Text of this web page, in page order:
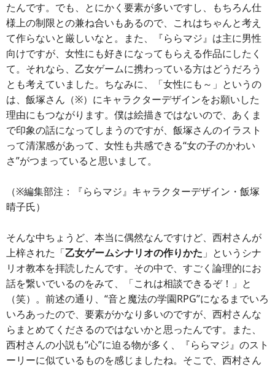
たんです。でも、とにかく要素が多いですし、もちろん仕
様上の制限との兼ね合いもあるので、これはちゃんと考え
て作らないと厳しいなと。また、『ららマジ』は主に男性
向けですが、女性にも好きになってもらえる作品にしたく
て。それなら、乙女ゲームに携わっている方はどうだろう
とも考えていました。ちなみに、「女性にも～」というの
は、飯塚さん（※）にキャラクターデザインをお願いした
理由にもつながります。僕は絵描きではないので、あくま
で印象の話になってしまうのですが、飯塚さんのイラスト
って清潔感があって、女性も共感できる“女の子のかわい
さ”がつまっていると思いまして。
（※編集部注：『ららマジ』キャラクターデザイン・飯塚
晴子氏）
そんな中ちょうど、本当に偶然なんですけど、西村さんが
上梓された「乙女ゲームシナリオの作りかた 」というシナ
リオ教本を拝読したんです。その中で、すごく論理的にお
話を繋いでいるのをみて、「これは相談できるぞ！」と
（笑）。前述の通り、“音と魔法の学園RPG”になるまでいろ
いろあったので、要素がかなり多いのですが、西村さんな
らまとめてくださるのではないかと思ったんです。また、
西村さんの小説も“心”に迫る物が多く、『ららマジ』のスト
ーリーに似ているものを感じましたね。そこで、西村さん